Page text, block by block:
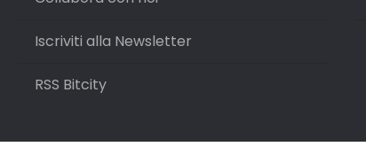
Iscriviti alla Newsletter
RSS Bitcity